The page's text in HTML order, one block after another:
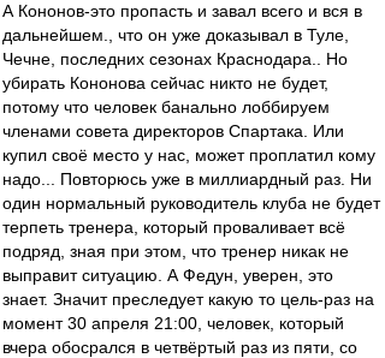
А Кононов-это пропасть и завал всего и вся в
дальнейшем., что он уже доказывал в Туле,
Чечне, последних сезонах Краснодара.. Но
убирать Кононова сейчас никто не будет,
потому что человек банально лоббируем
членами совета директоров Спартака. Или
купил своё место у нас, может проплатил кому
надо... Повторюсь уже в миллиардный раз. Ни
один нормальный руководитель клуба не будет
терпеть тренера, который проваливает всё
подряд, зная при этом, что тренер никак не
выправит ситуацию. А Федун, уверен, это
знает. Значит преследует какую то цель-раз на
момент 30 апреля 21:00, человек, который
вчера обосрался в четвёртый раз из пяти, со